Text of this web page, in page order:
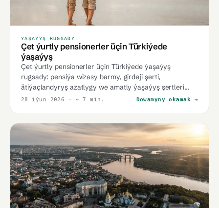
ÝAŞAÝYŞ RUGSADY
Çet ýurtly pensionerler üçin Türkiýede
ýaşaýyş
Çet ýurtly pensionerler üçin Türkiýede ýaşaýyş
rugsady: pensiýa wizasy barmy, girdeji şerti,
ätiýaçlandyryş azatlygy we amatly ýaşaýyş şertleri
barada gollanma.
28 iýun 2026 · ~ 7 min. Dowamyny okamak →